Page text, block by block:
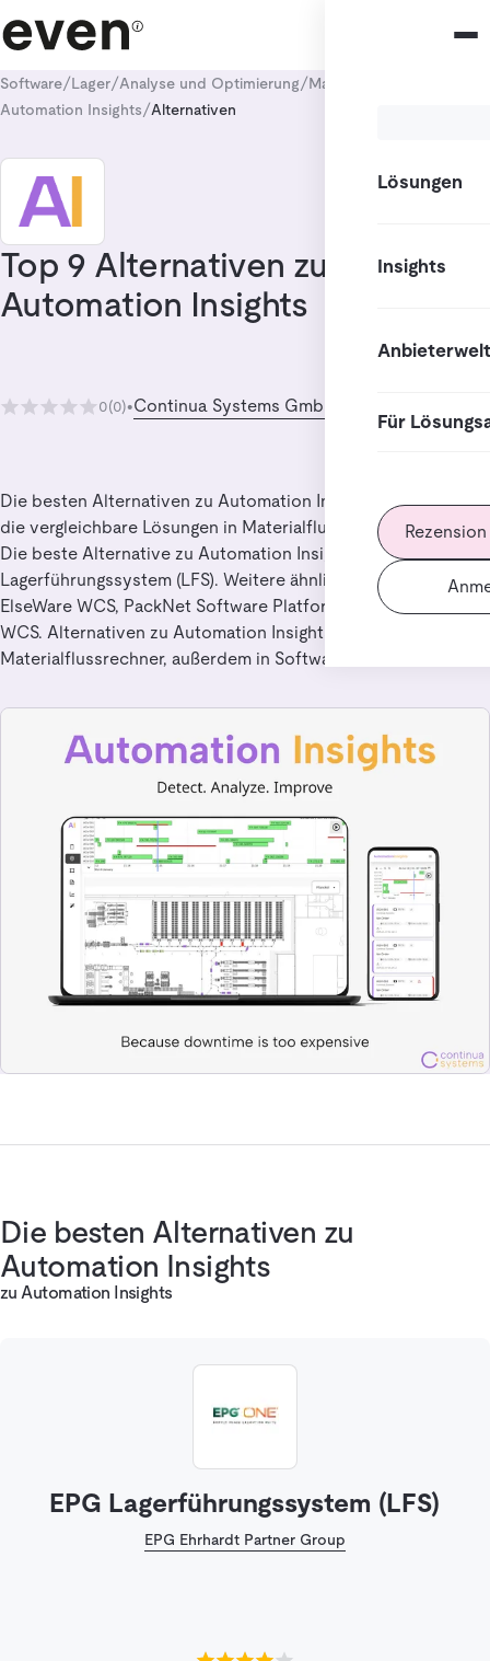
Lösungen
Insights
Anbieterwelt
Für
Software/Lager/Analyse und Optimierung/Materialflussrechner
Automation Insights/Alternativen
Top 9 Alternativen zu
Automation Insights
0(0)•Continua Systems GmbH
Die besten Alternativen zu Automation Insights für Nutzer,
die vergleichbare Lösungen in Materialflussrechner suchen.
Die beste Alternative zu Automation Insights ist EPG
Lagerführungssystem (LFS). Weitere ähnliche Lösungen sind
ElseWare WCS, PackNet Software Platform, Transitic Open
WCS. Alternativen zu Automation Insights findest du in
Materialflussrechner, außerdem in Software.
Die besten Alternativen zu
Automation Insights
zu Automation Insights
EPG Lagerführungssystem (LFS)
EPG Ehrhardt Partner Group